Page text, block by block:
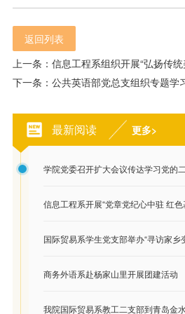
返回列表
下一条：公共英语部党总支组织专题学
最新阅读 更多>
商务外语系赴杨家山里开展团建活动